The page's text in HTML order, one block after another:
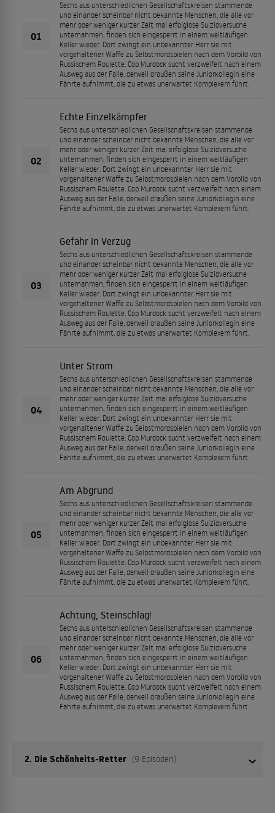
01
Sechs aus unterschiedlichen Gesellschaftskreisen stammende
und einander scheinbar nicht bekannte Menschen, die alle vor
mehr oder weniger kurzer Zeit mal erfolglose Suizidversuche
unternahmen, finden sich eingesperrt in einem weitläufigen
Keller wieder. Dort zwingt ein unbekannter Herr sie mit
vorgehaltener Waffe zu Selbstmordspielen nach dem Vorbild von
Russischem Roulette. Cop Murdock sucht verzweifelt nach einem
Ausweg aus der Falle, derweil draußen seine Juniorkollegin eine
Fährte aufnimmt, die zu etwas unerwartet Komplexem führt.
02
Echte Einzelkämpfer
Sechs aus unterschiedlichen Gesellschaftskreisen stammende
und einander scheinbar nicht bekannte Menschen, die alle vor
mehr oder weniger kurzer Zeit mal erfolglose Suizidversuche
unternahmen, finden sich eingesperrt in einem weitläufigen
Keller wieder. Dort zwingt ein unbekannter Herr sie mit
vorgehaltener Waffe zu Selbstmordspielen nach dem Vorbild von
Russischem Roulette. Cop Murdock sucht verzweifelt nach einem
Ausweg aus der Falle, derweil draußen seine Juniorkollegin eine
Fährte aufnimmt, die zu etwas unerwartet Komplexem führt.
03
Gefahr in Verzug
Sechs aus unterschiedlichen Gesellschaftskreisen stammende
und einander scheinbar nicht bekannte Menschen, die alle vor
mehr oder weniger kurzer Zeit mal erfolglose Suizidversuche
unternahmen, finden sich eingesperrt in einem weitläufigen
Keller wieder. Dort zwingt ein unbekannter Herr sie mit
vorgehaltener Waffe zu Selbstmordspielen nach dem Vorbild von
Russischem Roulette. Cop Murdock sucht verzweifelt nach einem
Ausweg aus der Falle, derweil draußen seine Juniorkollegin eine
Fährte aufnimmt, die zu etwas unerwartet Komplexem führt.
04
Unter Strom
Sechs aus unterschiedlichen Gesellschaftskreisen stammende
und einander scheinbar nicht bekannte Menschen, die alle vor
mehr oder weniger kurzer Zeit mal erfolglose Suizidversuche
unternahmen, finden sich eingesperrt in einem weitläufigen
Keller wieder. Dort zwingt ein unbekannter Herr sie mit
vorgehaltener Waffe zu Selbstmordspielen nach dem Vorbild von
Russischem Roulette. Cop Murdock sucht verzweifelt nach einem
Ausweg aus der Falle, derweil draußen seine Juniorkollegin eine
Fährte aufnimmt, die zu etwas unerwartet Komplexem führt.
05
Am Abgrund
Sechs aus unterschiedlichen Gesellschaftskreisen stammende
und einander scheinbar nicht bekannte Menschen, die alle vor
mehr oder weniger kurzer Zeit mal erfolglose Suizidversuche
unternahmen, finden sich eingesperrt in einem weitläufigen
Keller wieder. Dort zwingt ein unbekannter Herr sie mit
vorgehaltener Waffe zu Selbstmordspielen nach dem Vorbild von
Russischem Roulette. Cop Murdock sucht verzweifelt nach einem
Ausweg aus der Falle, derweil draußen seine Juniorkollegin eine
Fährte aufnimmt, die zu etwas unerwartet Komplexem führt.
06
Achtung, Steinschlag!
Sechs aus unterschiedlichen Gesellschaftskreisen stammende
und einander scheinbar nicht bekannte Menschen, die alle vor
mehr oder weniger kurzer Zeit mal erfolglose Suizidversuche
unternahmen, finden sich eingesperrt in einem weitläufigen
Keller wieder. Dort zwingt ein unbekannter Herr sie mit
vorgehaltener Waffe zu Selbstmordspielen nach dem Vorbild von
Russischem Roulette. Cop Murdock sucht verzweifelt nach einem
Ausweg aus der Falle, derweil draußen seine Juniorkollegin eine
Fährte aufnimmt, die zu etwas unerwartet Komplexem führt.
2. Die Schönheits-Retter (9 Episoden)